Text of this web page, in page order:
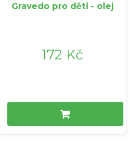
Gravedo pro děti - olej
172 Kč